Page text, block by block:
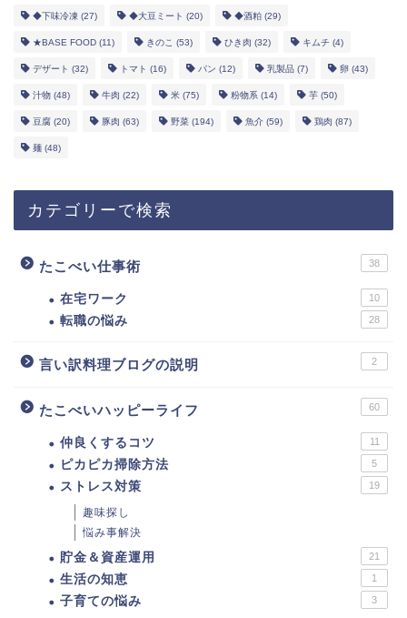
◆下味冷凍 (27) ◆大豆ミート (20) ◆酒粕 (29)
★BASE FOOD (11) きのこ (53) ひき肉 (32) キムチ (4)
デザート (32) トマト (16) パン (12) 乳製品 (7) 卵 (43)
汁物 (48) 牛肉 (22) 米 (75) 粉物系 (14) 芋 (50)
豆腐 (20) 豚肉 (63) 野菜 (194) 魚介 (59) 鶏肉 (87)
麺 (48)
カテゴリーで検索
たこべい仕事術 38
在宅ワーク 10
転職の悩み 28
言い訳料理ブログの説明 2
たこべいハッピーライフ 60
仲良くするコツ 11
ピカピカ掃除方法 5
ストレス対策 19
趣味探し
悩み事解決
貯金＆資産運用 21
生活の知恵 1
子育ての悩み 3